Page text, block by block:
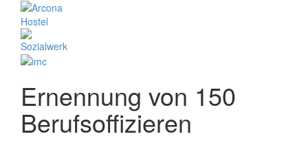
Ernennung von 150
Berufsoffizieren